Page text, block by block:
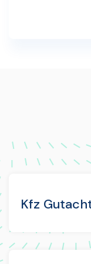
Kfz